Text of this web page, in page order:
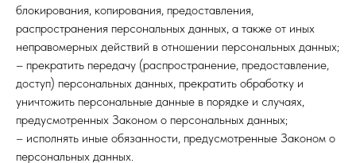
блокирования, копирования, предоставления,
распространения персональных данных, а также от иных
неправомерных действий в отношении персональных данных;
– прекратить передачу (распространение, предоставление,
доступ) персональных данных, прекратить обработку и
уничтожить персональные данные в порядке и случаях,
предусмотренных Законом о персональных данных;
– исполнять иные обязанности, предусмотренные Законом о
персональных данных.